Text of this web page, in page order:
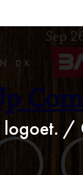
/
Sep